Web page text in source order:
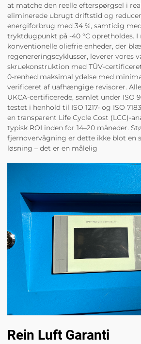
at matche den reelle efterspørgsel i
eliminerede ubrugt driftstid og
energiforbrug med 34 %, samtidig
tryktdugpunkt på -40 °C opretholdes.
konventionelle oliefrie enheder, der
regenereringscyklusser, leverer vores
skruekonstruktion med TÜV-certificeret
0-renhed maksimal ydelse med
verificeret af uafhængige revisorer.
UKCA-certificerede, samlet under ISO
testet i henhold til ISO 1217- og ISO
en transparent Life Cycle Cost (LCC)-
typisk ROI inden for 14–20 måneder.
fjernovervågning er dette ikke blot en
løsning – det er en målelig
Rein Luft Garanti